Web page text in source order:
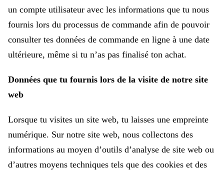
un compte utilisateur avec les informations que tu nous
fournis lors du processus de commande afin de pouvoir
consulter tes données de commande en ligne à une date
ultérieure, même si tu n’as pas finalisé ton achat.
Données que tu fournis lors de la visite de notre site
web
Lorsque tu visites un site web, tu laisses une empreinte
numérique. Sur notre site web, nous collectons des
informations au moyen d’outils d’analyse de site web ou
d’autres moyens techniques tels que des cookies et des